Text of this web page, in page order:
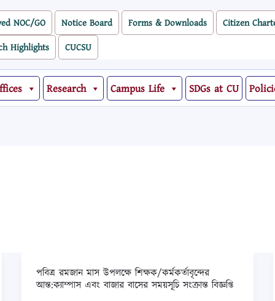
NOC/GO Notice Board Forms & Downloads Citizen
Highlights
CUCSU
Research Campus Life SDGs at CU
পবিত্র রমজান মাস উপলক্ষে শিক্ষক/কর্মকর্তাবৃন্দের
আন্ত:ক্যাম্পাস এবং বাজার বাসের সময়সূচি সংক্রান্ত বিজ্ঞপ্তি
পবিত্র
রমজান